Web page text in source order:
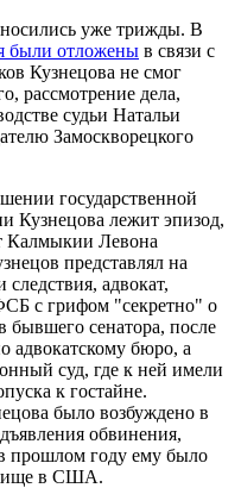
уже трижды. В
были отложены в связи с
Кузнецова не смог
рассмотрение дела,
судьи Натальи
Замоскворецкого
государственной
Кузнецова лежит эпизод,
Калмыкии Левона
представлял на
адвокат,
с грифом "секретно" о
бывшего сенатора, после
адвокатскому бюро, а
суд, где к ней имели
к гостайне.
было возбуждено в
обвинения,
прошлом году ему было
в США.